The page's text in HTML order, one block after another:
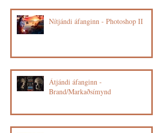
Nítjándi áfanginn - Photoshop II
Átjándi áfanginn -
Brand/Markaðsímynd